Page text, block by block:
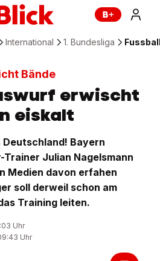
International 1. Bundesliga
Bände
erwischt
eiskalt
Deutschland! Bayern
Julian Nagelsmann
Medien davon erfahen
soll derweil schon am
Training leiten.
Uhr
Uhr